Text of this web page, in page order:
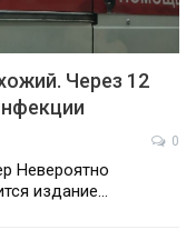
Через 12
0
Невероятно
издание…